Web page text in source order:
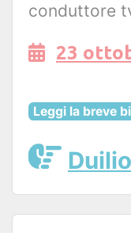
conduttore
23
Leggi la breve